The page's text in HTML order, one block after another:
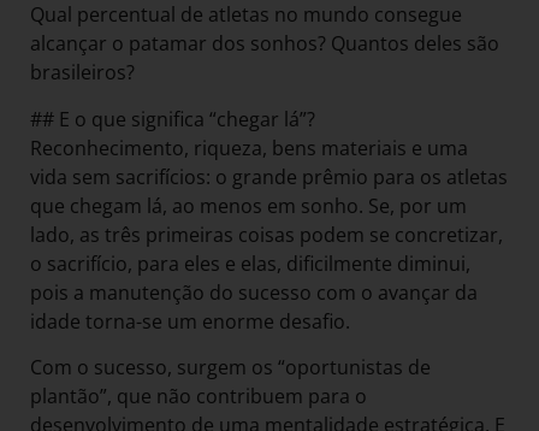
Qual percentual de atletas no mundo consegue
alcançar o patamar dos sonhos? Quantos deles são
brasileiros?
## E o que significa “chegar lá”?
Reconhecimento, riqueza, bens materiais e uma
vida sem sacrifícios: o grande prêmio para os atletas
que chegam lá, ao menos em sonho. Se, por um
lado, as três primeiras coisas podem se concretizar,
o sacrifício, para eles e elas, dificilmente diminui,
pois a manutenção do sucesso com o avançar da
idade torna-se um enorme desafio.
Com o sucesso, surgem os “oportunistas de
plantão”, que não contribuem para o
desenvolvimento de uma mentalidade estratégica. E